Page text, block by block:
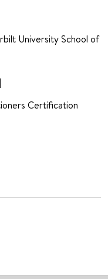
University School of
Certification